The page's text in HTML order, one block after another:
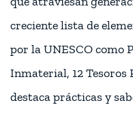
creciente lista de
por la UNESCO
Inmaterial, 12 Tesoros
destaca prácticas y